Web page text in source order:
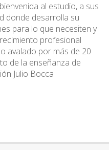
al estudio, a sus
donde desarrolla su
para lo que necesiten y
profesional
avalado por más de 20
de la enseñanza de
Julio Bocca